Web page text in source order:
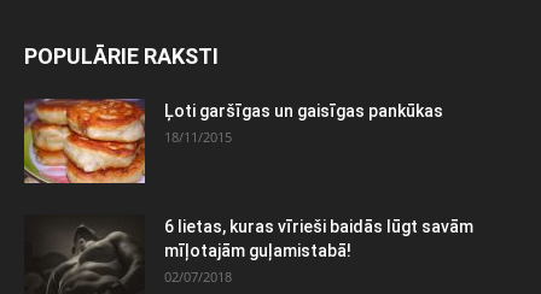
POPULĀRIE RAKSTI
Ļoti garšīgas un gaisīgas pankūkas
18/11/2015
6 lietas, kuras vīrieši baidās lūgt savām
mīļotajām guļamistabā!
02/07/2018